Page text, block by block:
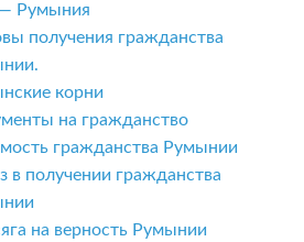
Румыния
получения гражданства
корни
на гражданство
гражданства Румынии
в получении гражданства
на верность Румынии